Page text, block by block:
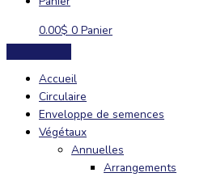
0.00$ 0 Panier
Accueil
Circulaire
Enveloppe de semences
Végétaux
Annuelles
Arrangements